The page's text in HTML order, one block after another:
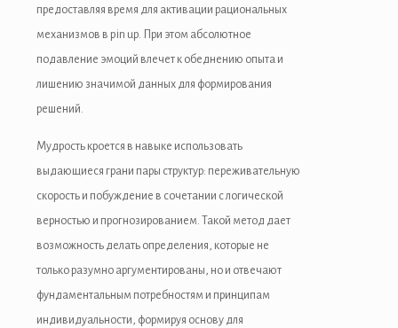
предоставляя время для активации рациональных
механизмов в pin up. При этом абсолютное
подавление эмоций влечет к обеднению опыта и
лишению значимой данных для формирования
решений.
Мудрость кроется в навыке использовать
выдающиеся грани пары структур: переживательную
скорость и побуждение в сочетании с логической
верностью и прогнозированием. Такой метод дает
возможность делать определения, которые не
только разумно аргументированы, но и отвечают
фундаментальным потребностям и принципам
индивидуальности, формируя основу для